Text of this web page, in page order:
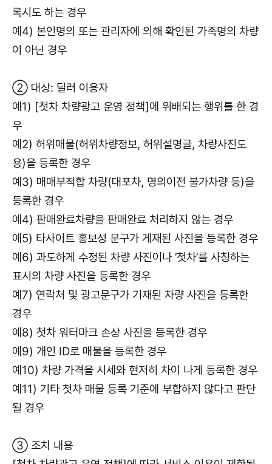
록시도 하는 경우
예4) 본인명의 또는 관리자에 의해 확인된 가족명의 차량
이 아닌 경우
② 대상: 딜러 이용자
예1) [첫차 차량광고 운영 정책]에 위배되는 행위를 한 경
우
예2) 허위매물(허위차량정보, 허위설명글, 차량사진도
용)을 등록한 경우
예3) 매매부적합 차량(대포차, 명의이전 불가차량 등)을
등록한 경우
예4) 판매완료차량을 판매완료 처리하지 않는 경우
예5) 타사이트 홍보성 문구가 게재된 사진을 등록한 경우
예6) 과도하게 수정된 차량 사진이나 ’첫차’를 사칭하는
표시의 차량 사진을 등록한 경우
예7) 연락처 및 광고문구가 기재된 차량 사진을 등록한
경우
예8) 첫차 워터마크 손상 사진을 등록한 경우
예9) 개인 ID로 매물을 등록한 경우
예10) 차량 가격을 시세와 현저히 차이 나게 등록한 경우
예11) 기타 첫차 매물 등록 기준에 부합하지 않다고 판단
될 경우
③ 조치 내용